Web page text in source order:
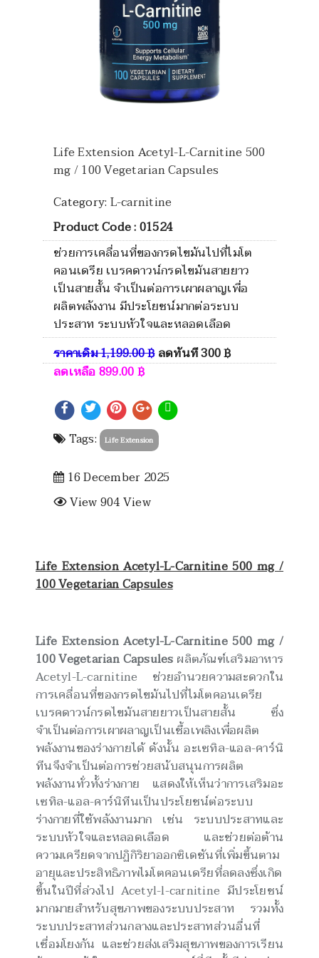
Life Extension Acetyl-L-Carnitine 500
mg / 100 Vegetarian Capsules
Category: L-carnitine
Product Code : 01524
ช่วยการเคลื่อนที่ของกรดไขมันไปที่ไมโต
คอนเดรีย เบรคดาวน์กรดไขมันสายยาว
เป็นสายสั้น จำเป็นต่อการเผาผลาญเพื่อ
ผลิตพลังงาน มีประโยชน์มากต่อระบบ
ประสาท ระบบหัวใจและหลอดเลือด
ราคาเดิม1,199.00฿ลดทันที300฿
ลดเหลือ899.00฿
Tags: Life Extension
16 December 2025
View 904 View
Life Extension Acetyl-L-Carnitine 500 mg /
100 Vegetarian Capsules
Life Extension Acetyl-L-Carnitine 500 mg /
100 Vegetarian Capsules ผลิตภัณฑ์เสริมอาหาร
Acetyl-L-carnitine ช่วยอำนวยความสะดวกใน
การเคลื่อนที่ของกรดไขมันไปที่ไมโตคอนเดรีย
เบรคดาวน์กรดไขมันสายยาวเป็นสายสั้น ซึ่ง
จำเป็นต่อการเผาผลาญเป็นเชื้อเพลิงเพื่อผลิต
พลังงานของร่างกายได้ ดังนั้น อะเซทิล-แอล-คาร์นิ
ทีนจึงจำเป็นต่อการช่วยสนับสนุนการผลิต
พลังงานทั่วทั้งร่างกาย แสดงให้เห็นว่าการเสริมอะ
เซทิล-แอล-คาร์นิทีนเป็นประโยชน์ต่อระบบ
ร่างกายที่ใช้พลังงานมาก เช่น ระบบประสาทและ
ระบบหัวใจและหลอดเลือด และช่วยต่อต้าน
ความเครียดจากปฏิกิริยาออกซิเดชันที่เพิ่มขึ้นตาม
อายุและประสิทธิภาพไมโตคอนเดรียที่ลดลงซึ่งเกิด
ขึ้นในปีที่ล่วงไป Acetyl-l-carnitine มีประโยชน์
มากมายสำหรับสุขภาพของระบบประสาท รวมทั้ง
ระบบประสาทส่วนกลางและประสาทส่วนอื่นที่
เชื่อมโยงกัน และช่วยส่งเสริมสุขภาพของการเรียน